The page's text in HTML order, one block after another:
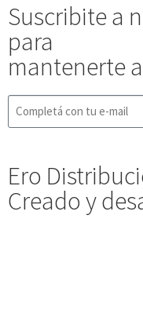
Suscribite a
para
mantenerte
Ero
Creado y